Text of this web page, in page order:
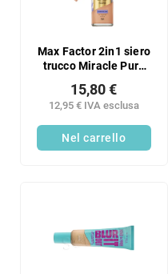
Max Factor 2in1 siero
trucco Miracle Pure
12,95 € IVA esclusa
15,80 €
Nel carrello